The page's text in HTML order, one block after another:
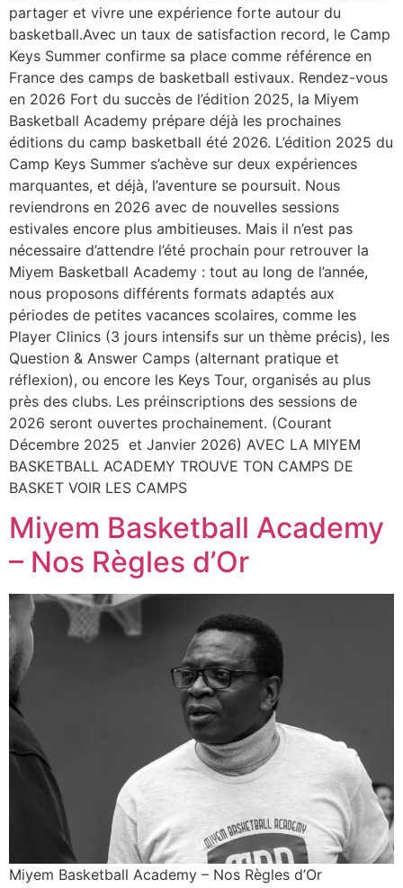
partager et vivre une expérience forte autour du
basketball.Avec un taux de satisfaction record, le Camp
Keys Summer confirme sa place comme référence en
France des camps de basketball estivaux. Rendez-vous
en 2026 Fort du succès de l’édition 2025, la Miyem
Basketball Academy prépare déjà les prochaines
éditions du camp basketball été 2026. L’édition 2025 du
Camp Keys Summer s’achève sur deux expériences
marquantes, et déjà, l’aventure se poursuit. Nous
reviendrons en 2026 avec de nouvelles sessions
estivales encore plus ambitieuses. Mais il n’est pas
nécessaire d’attendre l’été prochain pour retrouver la
Miyem Basketball Academy : tout au long de l’année,
nous proposons différents formats adaptés aux
périodes de petites vacances scolaires, comme les
Player Clinics (3 jours intensifs sur un thème précis), les
Question & Answer Camps (alternant pratique et
réflexion), ou encore les Keys Tour, organisés au plus
près des clubs. Les préinscriptions des sessions de
2026 seront ouvertes prochainement. (Courant
Décembre 2025 et Janvier 2026) AVEC LA MIYEM
BASKETBALL ACADEMY TROUVE TON CAMPS DE
BASKET VOIR LES CAMPS
Miyem Basketball Academy
– Nos Règles d’Or
Miyem Basketball Academy – Nos Règles d’Or